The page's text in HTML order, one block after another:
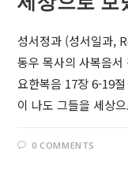
성서정과 (성서일과,
동우 목사의 사복음
요한복음 17장 6-19
이 나도 그들을 세상
0 COMMENTS